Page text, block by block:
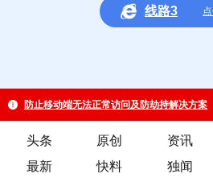
头条 原创 资讯
最新
快料 独闻